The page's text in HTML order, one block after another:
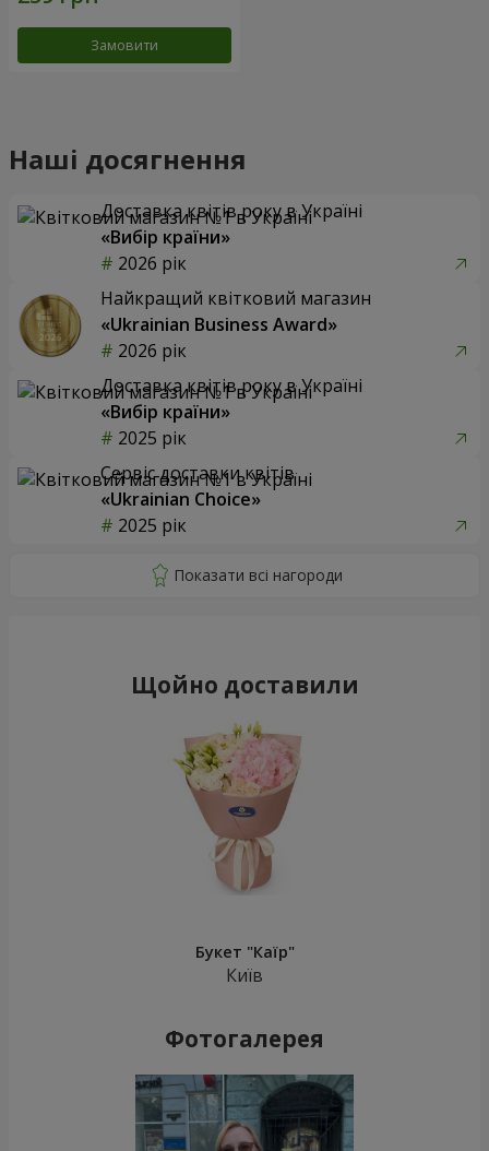
Замовити
Наші досягнення
Доставка квітів року в Україні
«Вибір країни»
2026 рік
Найкращий квітковий магазин
«Ukrainian Business Award»
2026 рік
Доставка квітів року в Україні
«Вибір країни»
2025 рік
Сервіс доставки квітів
«Ukrainian Choice»
2025 рік
Щойно доставили
Букет "Каїр"
Київ
Фотогалерея